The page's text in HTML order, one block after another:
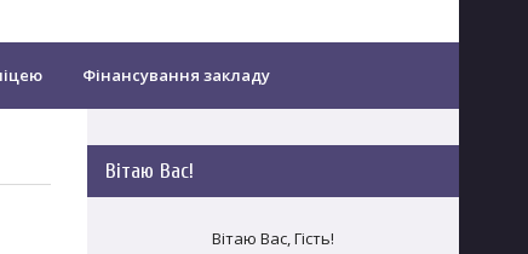
Фінансування закладу
Оздоровлення
Вітаю Вас!
Вітаю Вас,Гість!